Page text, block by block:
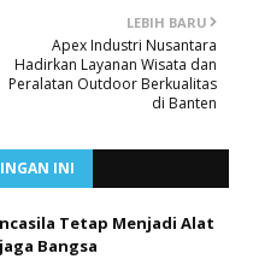
LEBIH BARU
Apex Industri Nusantara
Hadirkan Layanan Wisata dan
Peralatan Outdoor Berkualitas
di Banten
INI
Tetap Menjadi Alat
Bangsa